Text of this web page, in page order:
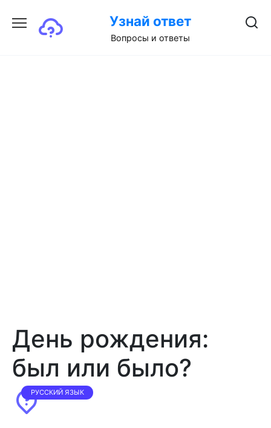
содержанию
Узнай ответ
Вопросы и ответы
День рождения:
был или было?
РУССКИЙ ЯЗЫК